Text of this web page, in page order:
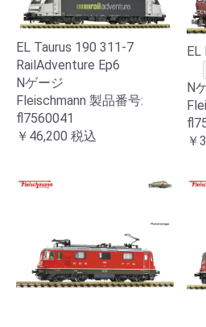
EL Taurus 190 311-7
RailAdventure Ep6
Nゲージ
Fleischmann 製品番号:
fl7560041
￥46,200 税込
N
￥